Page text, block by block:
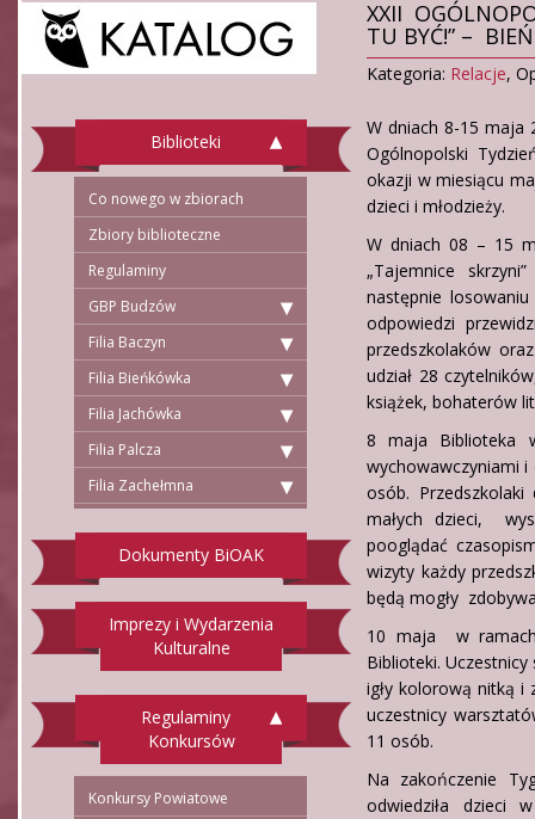
Biblioteki
Co nowego w zbiorach
Zbiory biblioteczne
Regulaminy
GBP Budzów
Filia Baczyn
Filia Bieńkówka
Filia Jachówka
Filia Palcza
Filia Zachełmna
Dokumenty BiOAK
Imprezy i Wydarzenia
Kulturalne
Regulaminy
Konkursów
Konkursy Powiatowe
XXII
TU BYĆ!” –
Kategoria: Relacje,
W dniach 8-15 maja
Ogólnopolski
okazji w miesiącu
dzieci i młodzieży.
W dniach 08 – 15
„Tajemnice
następnie
odpowiedzi
przedszkolaków
udział 28
książek, bohaterów
8 maja Biblioteka
wychowawczyniami i
osób.
małych dzieci,
pooglądać
wizyty każdy
będą mogły
10 maja w ramach
Biblioteki.
igły kolorową nitką i
uczestnicy
11 osób.
Na zakończenie
odwiedziła dzieci